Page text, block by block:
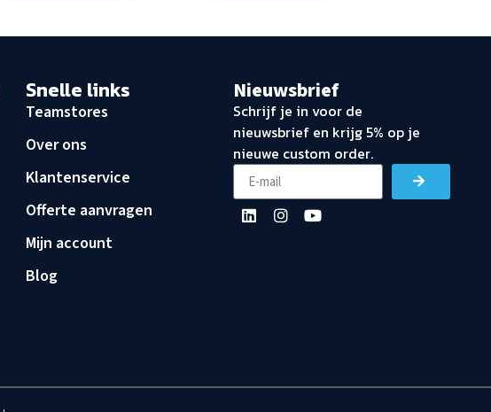
Snelle links
Teamstores
Over ons
Klantenservice
Offerte aanvragen
Mijn account
Blog
Nieuwsbrief
Schrijf je in voor de
nieuwsbrief en krijg 5% op je
nieuwe custom order.